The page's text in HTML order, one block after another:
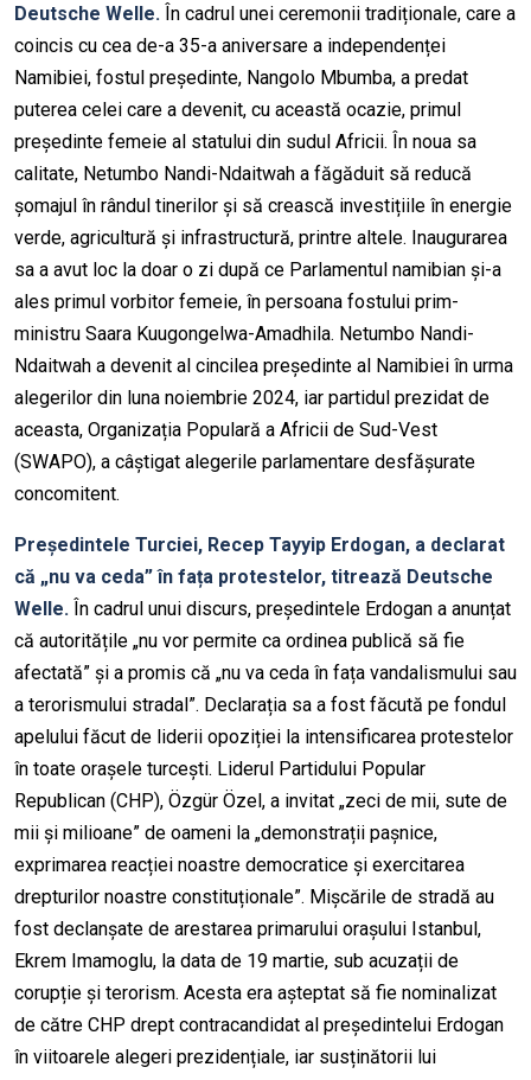
Deutsche Welle. În cadrul unei ceremonii tradiționale, care a
coincis cu cea de-a 35-a aniversare a independenței
Namibiei, fostul președinte, Nangolo Mbumba, a predat
puterea celei care a devenit, cu această ocazie, primul
președinte femeie al statului din sudul Africii. În noua sa
calitate, Netumbo Nandi-Ndaitwah a făgăduit să reducă
șomajul în rândul tinerilor și să crească investițiile în energie
verde, agricultură și infrastructură, printre altele. Inaugurarea
sa a avut loc la doar o zi după ce Parlamentul namibian și-a
ales primul vorbitor femeie, în persoana fostului prim-
ministru Saara Kuugongelwa-Amadhila. Netumbo Nandi-
Ndaitwah a devenit al cincilea președinte al Namibiei în urma
alegerilor din luna noiembrie 2024, iar partidul prezidat de
aceasta, Organizația Populară a Africii de Sud-Vest
(SWAPO), a câștigat alegerile parlamentare desfășurate
concomitent.
Președintele Turciei, Recep Tayyip Erdogan, a declarat
că „nu va ceda” în fața protestelor, titrează Deutsche
Welle. În cadrul unui discurs, președintele Erdogan a anunțat
că autoritățile „nu vor permite ca ordinea publică să fie
afectată” și a promis că „nu va ceda în fața vandalismului sau
a terorismului stradal”. Declarația sa a fost făcută pe fondul
apelului făcut de liderii opoziției la intensificarea protestelor
în toate orașele turcești. Liderul Partidului Popular
Republican (CHP), Özgür Özel, a invitat „zeci de mii, sute de
mii și milioane” de oameni la „demonstrații pașnice,
exprimarea reacției noastre democratice și exercitarea
drepturilor noastre constituționale”. Mișcările de stradă au
fost declanșate de arestarea primarului orașului Istanbul,
Ekrem Imamoglu, la data de 19 martie, sub acuzații de
corupție și terorism. Acesta era așteptat să fie nominalizat
de către CHP drept contracandidat al președintelui Erdogan
în viitoarele alegeri prezidențiale, iar susținătorii lui